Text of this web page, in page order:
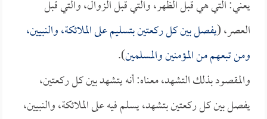
يعني: التي هي قبل الظهر، والتي قبل الزوال، والتي قبل
العصر، (يفصل بين كل ركعتين بتسليم على الملائكة، والنبيين،
ومن تبعهم من المؤمنين والمسلمين).
والمقصود بذلك التشهد، معناه: أنه يتشهد بين كل ركعتين،
يفصل بين كل ركعتين بتشهد، يسلم فيه على الملائكة، والنبيين،